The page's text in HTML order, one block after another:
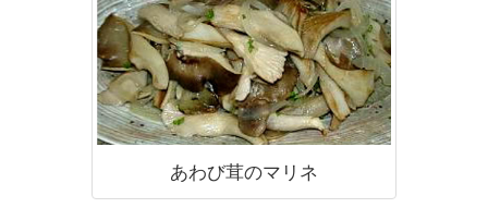
あわび茸のマリネ